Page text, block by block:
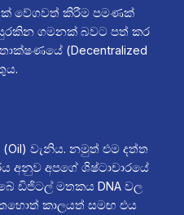
වේගවත් කිරීම පමණක්
ගමනක් බවට පත් කර
(Decentralized
වැනිය. නමුත් එම දත්ත
අපගේ ශිෂ්ටාචාරයේ
ඩිජිටල් මතකය DNA වල
කාලයත් සමඟ එය